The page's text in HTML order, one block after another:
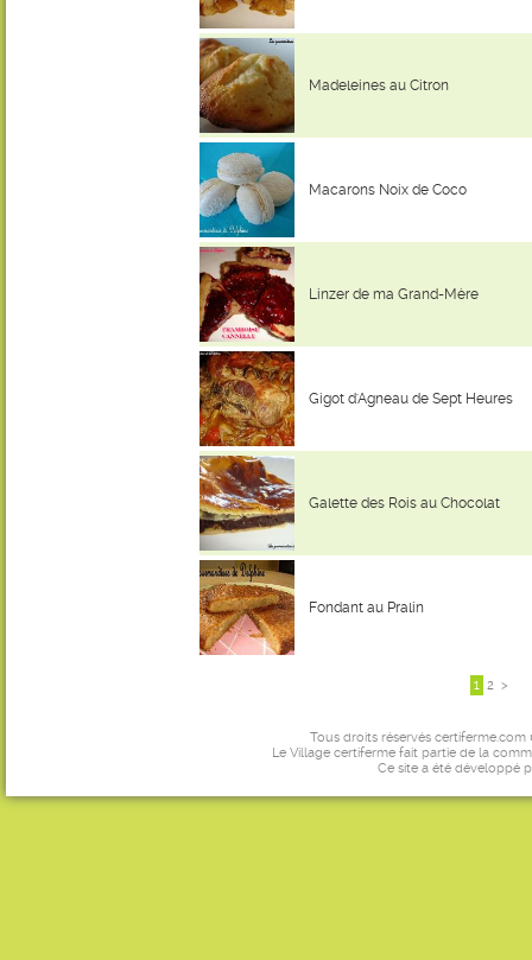
Madeleines au Citron
Macarons Noix de Coco
Linzer de ma Grand-Mère
Gigot d'Agneau de Sept Heures
Galette des Rois au Chocolat
Fondant au Pralin
1 2 >
Tous droits réservés certiferme.com
Le Village certiferme fait partie de la
Ce site a été développé